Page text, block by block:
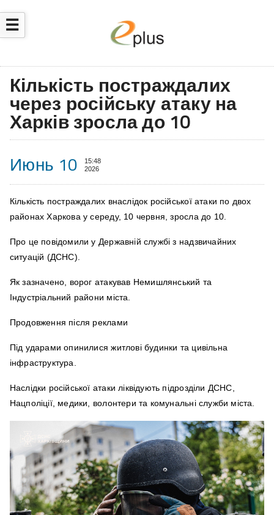
☰
Кількість постраждалих
через російську атаку на
Харків зросла до 10
Июнь 10
15:48
2026
Кількість постраждалих внаслідок російської атаки по двох
районах Харкова у середу, 10 червня, зросла до 10.
Про це повідомили у Державній службі з надзвичайних
ситуацій (ДСНС).
Як зазначено, ворог атакував Немишлянський та
Індустріальний райони міста.
Продовження після реклами
Під ударами опинилися житлові будинки та цивільна
інфраструктура.
Наслідки російської атаки ліквідують підрозділи ДСНС,
Нацполіції, медики, волонтери та комунальні служби міста.